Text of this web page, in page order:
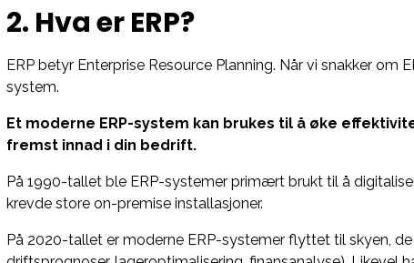
2. Hva er ERP?
ERP betyr Enterprise Resource Planning. Når vi snakker om
system.
Et moderne ERP-system kan brukes til å øke
fremst innad i din bedrift.
På 1990-tallet ble ERP-systemer primært brukt til å
krevde store on-premise installasjoner.
På 2020-tallet er moderne ERP-systemer flyttet til skyen,